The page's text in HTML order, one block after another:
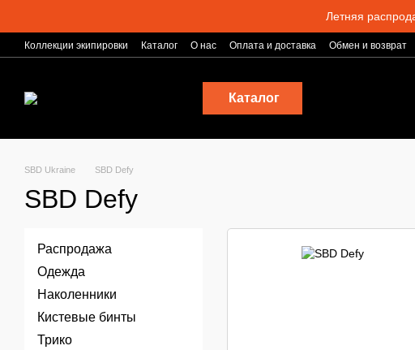
Летняя
Коллекции экипировки Каталог О нас Оплата и доставка Обмен и возврат
Блог
Каталог
SBD Ukraine SBD Defy
SBD Defy
Распродажа
Одежда
Наколенники
Кистевые бинты
Трико